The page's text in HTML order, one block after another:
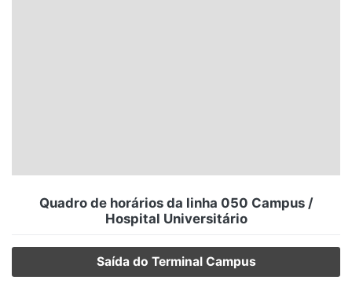
Quadro de horários da linha 050 Campus /
Hospital Universitário
Saída do Terminal Campus